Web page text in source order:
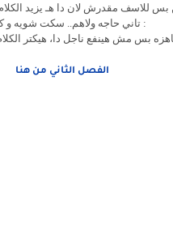
بس للاسف مقدرش لان دا هـ يزيد
: تاني حاجه ولاهم.. سكت شويه و
بس مش هينفع ناجل دا، هيكتر
الفصل الثاني من هنا